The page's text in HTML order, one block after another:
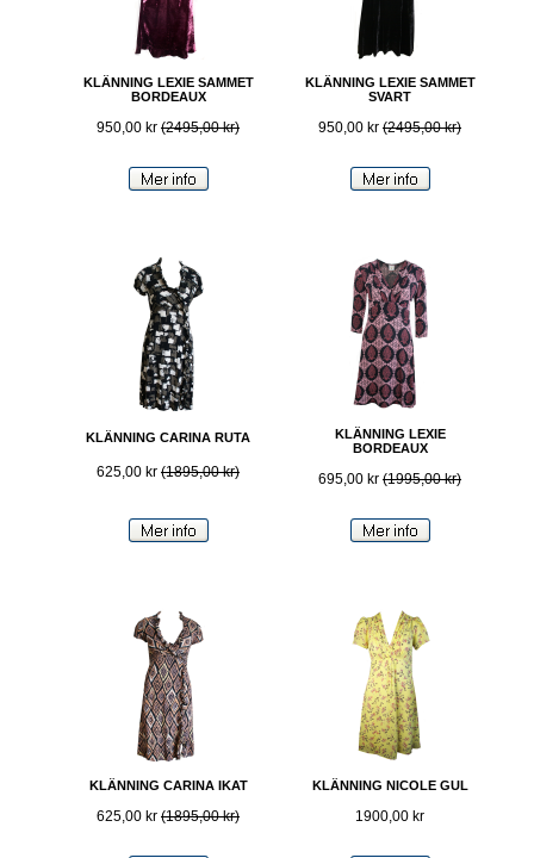
KLÄNNING LEXIE SAMMET
BORDEAUX
950,00 kr (2495,00 kr)
KLÄNNING LEXIE SAMMET
SVART
950,00 kr (2495,00 kr)
KLÄNNING CARINA RUTA
625,00 kr (1895,00 kr)
KLÄNNING LEXIE
BORDEAUX
695,00 kr (1995,00 kr)
KLÄNNING CARINA IKAT
625,00 kr (1895,00 kr)
KLÄNNING NICOLE GUL
1900,00 kr